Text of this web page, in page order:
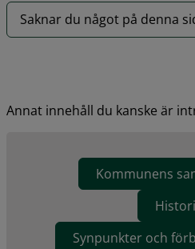
Saknar du något på denna
Annat innehåll du kanske är
Kommunens
Synpunkter och